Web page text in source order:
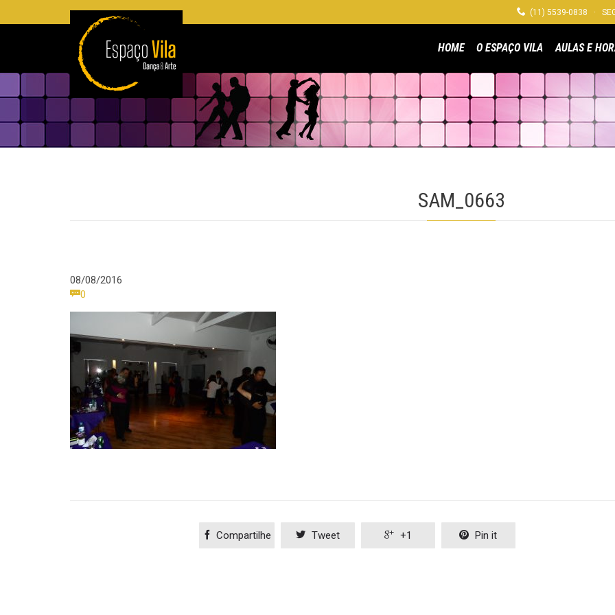
 (11) 5539-0838 ·
HOME O ESPAÇO VILA AULAS E
SAM_0663
08/08/2016
0
 Compartilhe  Tweet  +1  Pin it